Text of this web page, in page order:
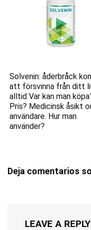
Solvenin: åderbråck
att försvinna från ditt
alltid Var kan man
Pris? Medicinsk åsikt
användare. Hur man
använder?
Deja comentarios
LEAVE A REPLY